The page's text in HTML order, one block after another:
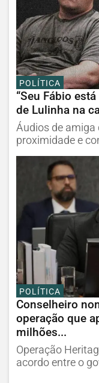
POLÍTICA
“Seu Fábio
de Lulinha na
Áudios de amiga
proximidade e
POLÍTICA
Conselheiro
operação que
milhões...
Operação
acordo entre o